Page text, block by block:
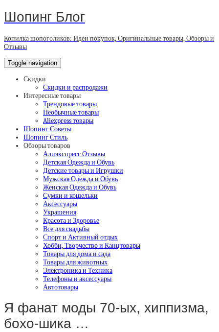
Шопинг Блог
Копилка шопоголиков: Идеи покупок, Оригинальные товары, Обзоры и
Отзывы
Toggle navigation
Скидки
Скидки и распродажи
Интересные товары
Трендовые товары
Необычные товары
Aliexpress товары
Шопинг Советы
Шопинг Стиль
Обзоры товаров
Алиэкспресс Отзывы
Детская Одежда и Обувь
Детские товары и Игрушки
Мужская Одежда и Обувь
Женская Одежда и Обувь
Сумки и кошельки
Аксессуары
Украшения
Красота и Здоровье
Все для свадьбы
Спорт и Активный отдых
Хобби, Творчество и Канцтовары
Товары для дома и сада
Товары для животных
Электроника и Техника
Телефоны и аксессуары
Автотовары
Я фанат моды 70-ых, хиппизма,
бохо-шика …